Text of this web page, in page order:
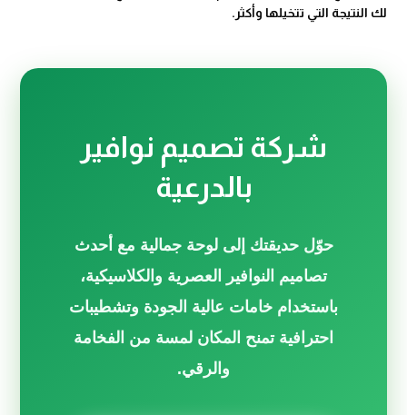
لك النتيجة التي تتخيلها وأكثر.
شركة تصميم نوافير
بالدرعية
حوّل حديقتك إلى لوحة جمالية مع أحدث
تصاميم النوافير العصرية والكلاسيكية،
باستخدام خامات عالية الجودة وتشطيبات
احترافية تمنح المكان لمسة من الفخامة
والرقي.